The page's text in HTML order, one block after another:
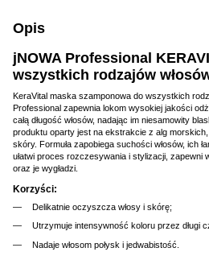
Opis
jNOWA Professional
wszystkich rodzajów
KeraVital maska szamponowa do wszystkich
Professional zapewnia lokom wysokiej jakości
całą długość włosów, nadając im niesamowity
produktu oparty jest na ekstrakcie z alg
skóry. Formuła zapobiega suchości włosów, ich
ułatwi proces rozczesywania i stylizacji, zapewni
oraz je wygładzi.
Korzyści:
Delikatnie oczyszcza włosy i skórę;
Utrzymuje intensywność koloru przez długi
Nadaje włosom połysk i jedwabistość.